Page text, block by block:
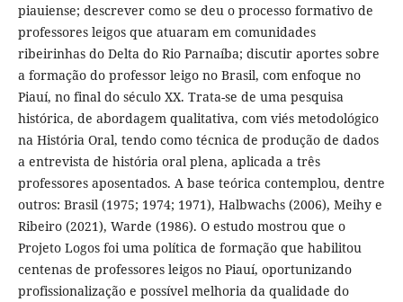
piauiense; descrever como se deu o processo formativo de
professores leigos que atuaram em comunidades
ribeirinhas do Delta do Rio Parnaíba; discutir aportes sobre
a formação do professor leigo no Brasil, com enfoque no
Piauí, no final do século XX. Trata-se de uma pesquisa
histórica, de abordagem qualitativa, com viés metodológico
na História Oral, tendo como técnica de produção de dados
a entrevista de história oral plena, aplicada a três
professores aposentados. A base teórica contemplou, dentre
outros: Brasil (1975; 1974; 1971), Halbwachs (2006), Meihy e
Ribeiro (2021), Warde (1986). O estudo mostrou que o
Projeto Logos foi uma política de formação que habilitou
centenas de professores leigos no Piauí, oportunizando
profissionalização e possível melhoria da qualidade do